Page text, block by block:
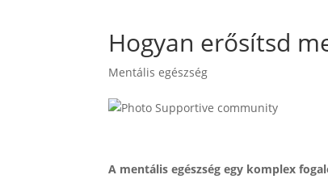
Hogyan erősítsd
Mentális egészség
A mentális egészség egy komplex